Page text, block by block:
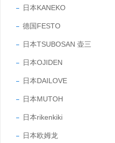
日本KANEKO
德国FESTO
日本TSUBOSAN 壶三
日本OJIDEN
日本DAILOVE
日本MUTOH
日本rikenkiki
日本欧姆龙